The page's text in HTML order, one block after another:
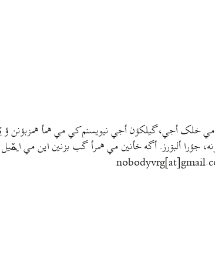
مي خلک أجي، گيلکؤن أجي نيويسنم کي مي همأ همزبؤنن ؤ
جؤرا ألبۊرز. أگه خأنين مي همرأ گب بزنين اين مي ايمٚیل‌